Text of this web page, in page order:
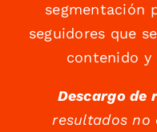
segmentación
seguidores que
contenido y
Descargo de
resultados no